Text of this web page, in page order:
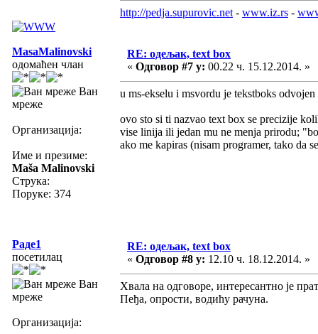
http://pedja.supurovic.net - www.iz.rs -
MasaMalinovski
одомаћен члан
Ван
мреже
Организација:
Име и презиме:
Maša Malinovski
Струка:
Поруке: 374
RE: одељак, text box
« Одговор #7 у: 00.22 ч. 15.12.2014. »
u ms-ekselu i msvordu je tekstboks
ovo sto si ti nazvao text box se precizije
vise linija ili jedan mu ne menja prirodu;
ako me kapiras (nisam programer, tako da
Раде1
посетилац
Ван
мреже
Организација:
RE: одељак, text box
« Одговор #8 у: 12.10 ч. 18.12.2014. »
Хвала на одговоре, интересантно је
Пеђа, опрости, водићу рачуна.